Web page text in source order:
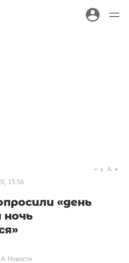
15:56
a A
«день
Новости